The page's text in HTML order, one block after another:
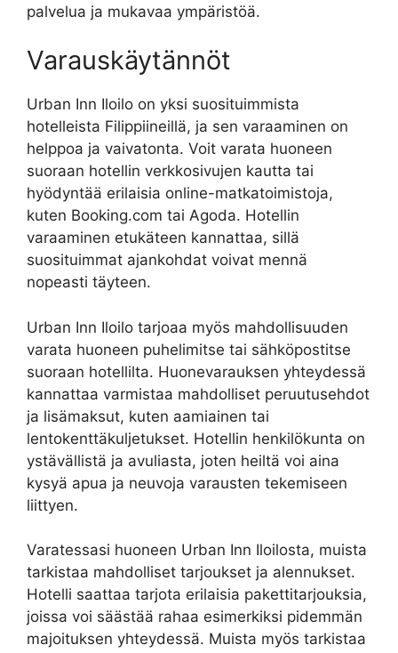
palvelua ja mukavaa ympäristöä.
Varauskäytännöt
Urban Inn Iloilo on yksi suosituimmista
hotelleista Filippiineillä, ja sen varaaminen on
helppoa ja vaivatonta. Voit varata huoneen
suoraan hotellin verkkosivujen kautta tai
hyödyntää erilaisia online-matkatoimistoja,
kuten Booking.com tai Agoda. Hotellin
varaaminen etukäteen kannattaa, sillä
suosituimmat ajankohdat voivat mennä
nopeasti täyteen.
Urban Inn Iloilo tarjoaa myös mahdollisuuden
varata huoneen puhelimitse tai sähköpostitse
suoraan hotellilta. Huonevarauksen yhteydessä
kannattaa varmistaa mahdolliset peruutusehdot
ja lisämaksut, kuten aamiainen tai
lentokenttäkuljetukset. Hotellin henkilökunta on
ystävällistä ja avuliasta, joten heiltä voi aina
kysyä apua ja neuvoja varausten tekemiseen
liittyen.
Varatessasi huoneen Urban Inn Iloilosta, muista
tarkistaa mahdolliset tarjoukset ja alennukset.
Hotelli saattaa tarjota erilaisia pakettitarjouksia,
joissa voi säästää rahaa esimerkiksi pidemmän
majoituksen yhteydessä. Muista myös tarkistaa